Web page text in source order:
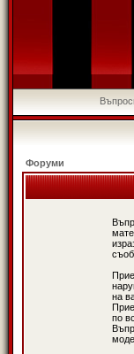
Форуми
на
по